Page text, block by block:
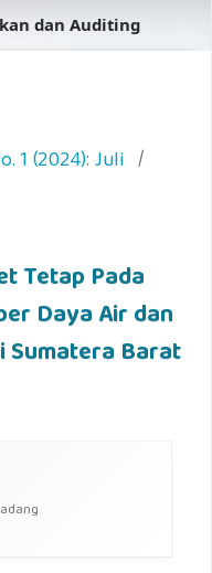
dan Auditing
1 (2024): Juli /
Tetap Pada
Daya Air dan
Sumatera Barat